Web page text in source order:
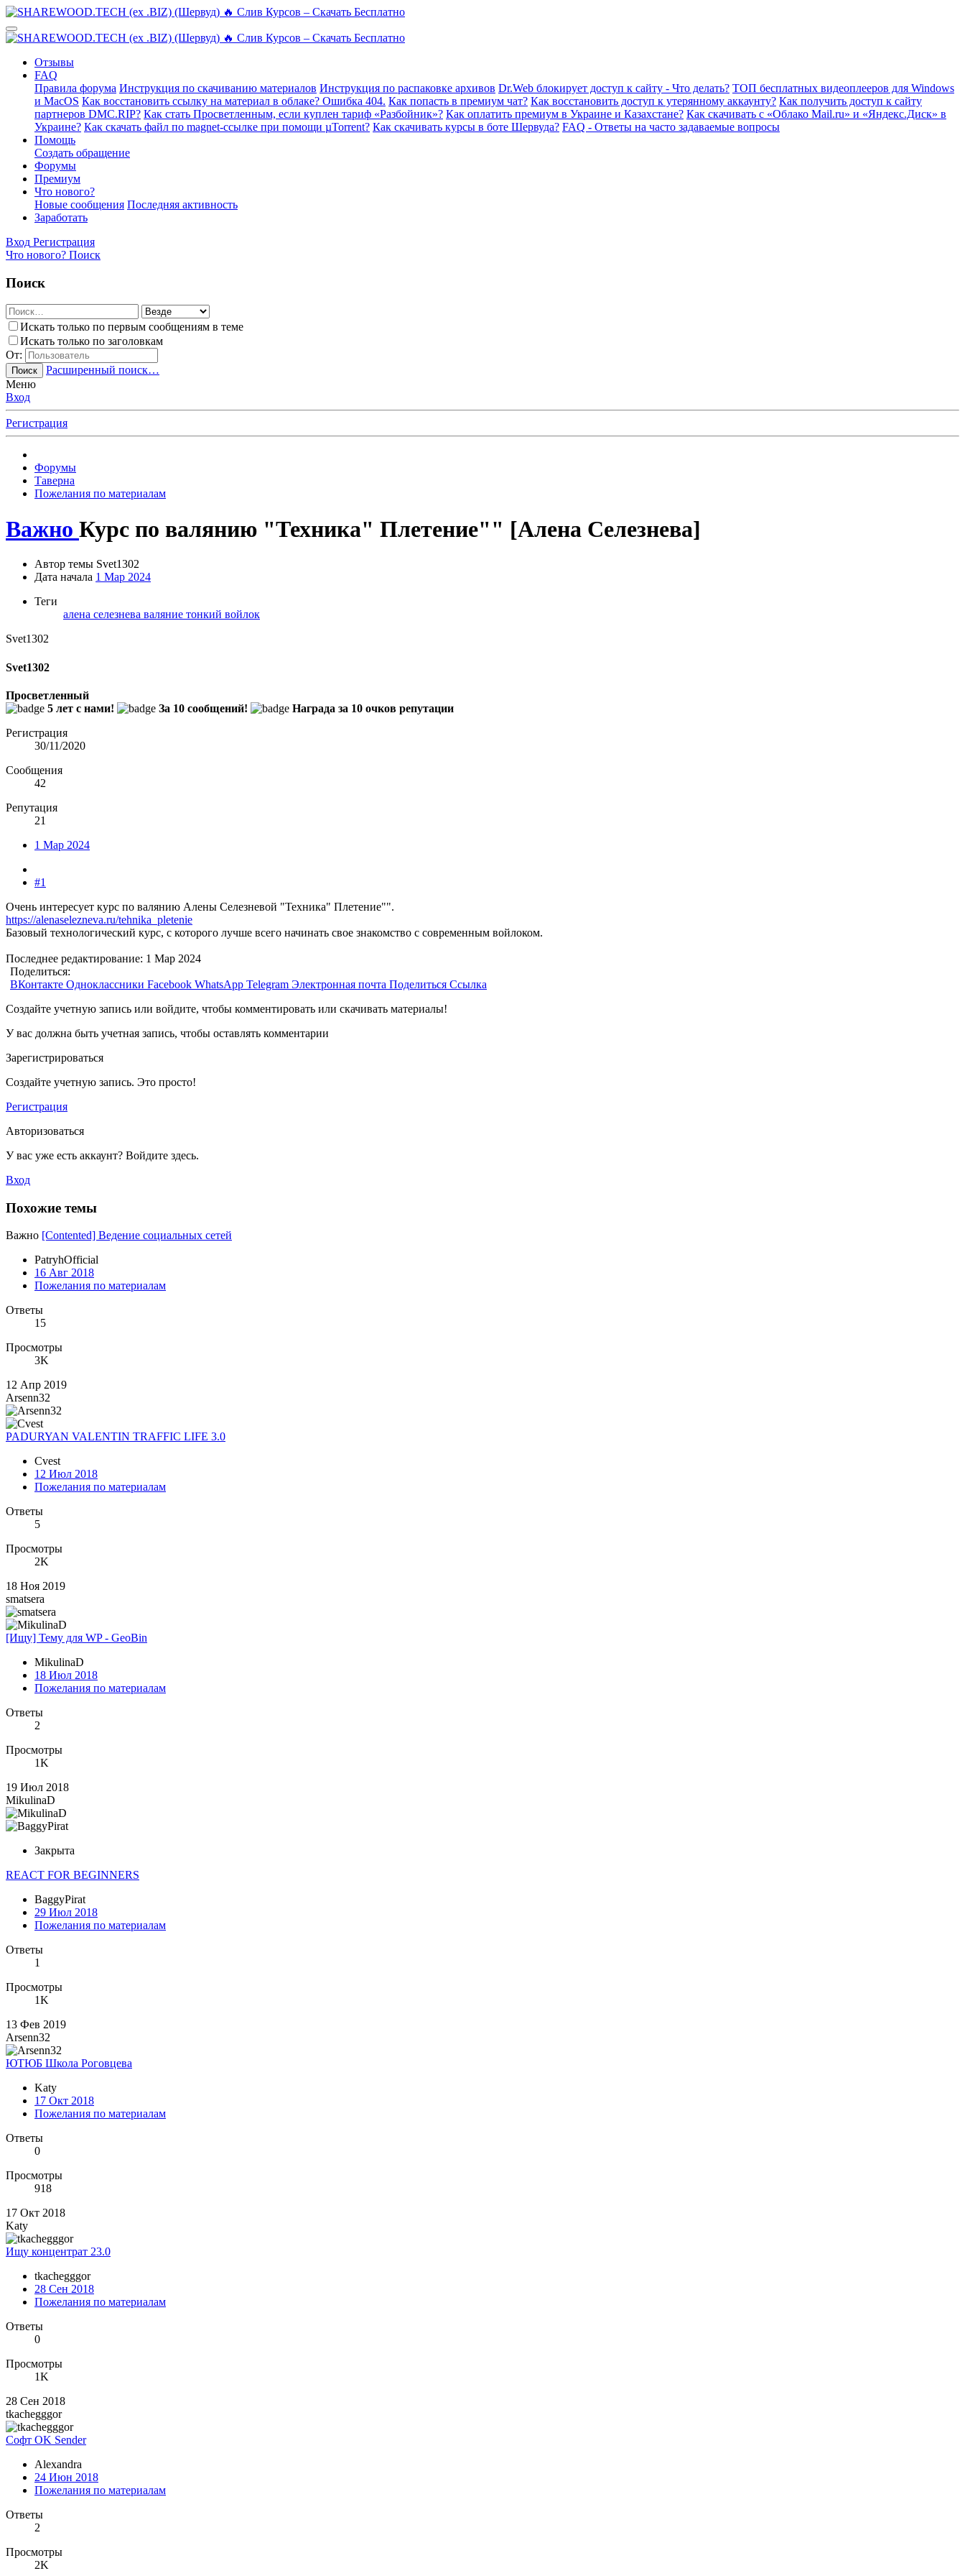
Отзывы
FAQ
Правила форума Инструкция по скачиванию материалов Инструкция по распаковке архивов Dr.Web блокирует доступ к сайту - Что делать? ТОП бесплатных видеоплееров для Windows
и MacOS Как восстановить ссылку на материал в облаке? Ошибка 404. Как попасть в премиум чат? Как восстановить доступ к утерянному аккаунту? Как получить доступ к сайту
партнеров DMC.RIP? Как стать Просветленным, если куплен тариф «Разбойник»? Как оплатить премиум в Украине и Казахстане? Как скачивать с «Облако Mail.ru» и «Яндекс.Диск» в
Украине? Как скачать файл по magnet-ссылке при помощи µTorrent? Как скачивать курсы в боте Шервуда? FAQ - Ответы на часто задаваемые вопросы
Помощь
Создать обращение
Форумы
Премиум
Что нового?
Новые сообщения Последняя активность
Заработать
Вход Регистрация
Что нового? Поиск
Поиск
Искать только по первым сообщениям в теме
Искать только по заголовкам
От:
Поиск
Расширенный поиск…
Меню
Вход
Регистрация
Форумы
Таверна
Пожелания по материалам
Важно Курс по валянию "Техника" Плетение"" [Алена Селезнева]
Автор темы Svet1302
Дата начала 1 Мар 2024
Теги
алена селезнева валяние тонкий войлок
Svet1302
Svet1302
Просветленный
5 лет с нами!
За 10 сообщений!
Награда за 10 очков репутации
Регистрация
30/11/2020
Сообщения
42
Репутация
21
1 Мар 2024
#1
Очень интересует курс по валянию Алены Селезневой "Техника" Плетение"".
https://alenaselezneva.ru/tehnika_pletenie
Базовый технологический курс, с которого лучше всего начинать свое знакомство с современным войлоком.
Последнее редактирование: 1 Мар 2024
Поделиться:
ВКонтакте Одноклассники Facebook WhatsApp Telegram Электронная почта Поделиться Ссылка
Создайте учетную запись или войдите, чтобы комментировать или скачивать материалы!
У вас должна быть учетная запись, чтобы оставлять комментарии
Зарегистрироваться
Создайте учетную запись. Это просто!
Регистрация
Авторизоваться
У вас уже есть аккаунт? Войдите здесь.
Вход
Похожие темы
Важно [Contented] Ведение социальных сетей
PatryhOfficial
16 Авг 2018
Пожелания по материалам
Ответы
15
Просмотры
3K
12 Апр 2019
Arsenn32
PADURYAN VALENTIN TRAFFIC LIFE 3.0
Cvest
12 Июл 2018
Пожелания по материалам
Ответы
5
Просмотры
2K
18 Ноя 2019
smatsera
[Ищу] Тему для WP - GeoBin
MikulinaD
18 Июл 2018
Пожелания по материалам
Ответы
2
Просмотры
1K
19 Июл 2018
MikulinaD
Закрыта
REACT FOR BEGINNERS
BaggyPirat
29 Июл 2018
Пожелания по материалам
Ответы
1
Просмотры
1K
13 Фев 2019
Arsenn32
ЮТЮБ Школа Роговцева
Katy
17 Окт 2018
Пожелания по материалам
Ответы
0
Просмотры
918
17 Окт 2018
Katy
Ищу концентрат 23.0
tkachegggor
28 Сен 2018
Пожелания по материалам
Ответы
0
Просмотры
1K
28 Сен 2018
tkachegggor
Софт OK Sender
Alexandra
24 Июн 2018
Пожелания по материалам
Ответы
2
Просмотры
2K